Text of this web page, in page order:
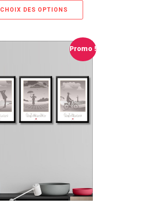
CHOIX DES OPTIONS
Promo !